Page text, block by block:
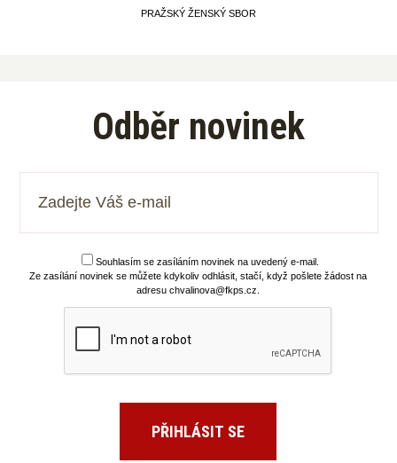
PRAŽSKÝ ŽENSKÝ SBOR
Odběr novinek
Souhlasím se zasíláním novinek na uvedený e-mail.
Ze zasílání novinek se můžete kdykoliv odhlásit, stačí, když pošlete žádost na
adresu chvalinova@fkps.cz.